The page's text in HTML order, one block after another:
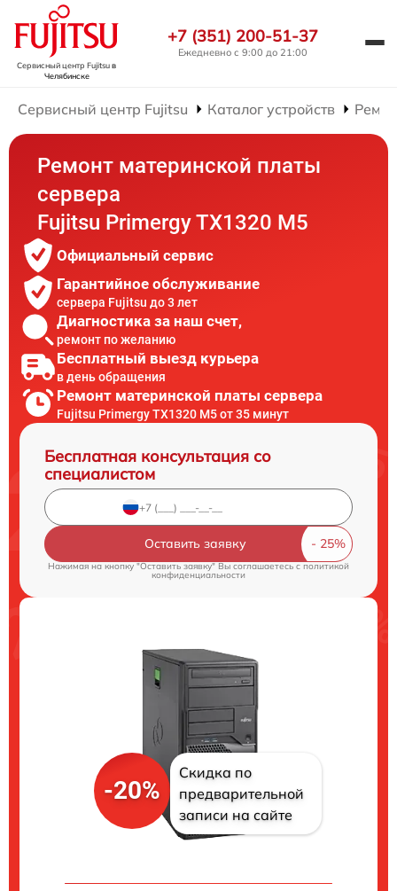
Сервисный центр Fujitsuв
Челябинске
+7 (351) 200-51-37
Ежедневно с 9:00 до 21:00
Сервисный центр Fujitsu Каталог устройств
Ремонт материнской платы
сервера
Fujitsu Primergy TX1320 M5
Официальный сервис
Гарантийное обслуживание
сервера Fujitsu до 3 лет
Диагностика за наш счет,
ремонт по желанию
Бесплатный выезд курьера
в день обращения
Ремонт материнской платы сервера
Fujitsu Primergy TX1320 M5 от 35 минут
Бесплатная консультация со
специалистом
Оставить заявку
Нажимая на кнопку "Оставить заявку" Вы соглашаетесь cполитикой
конфиденциальности
-20%
Скидка по
предварительной
записи на сайте